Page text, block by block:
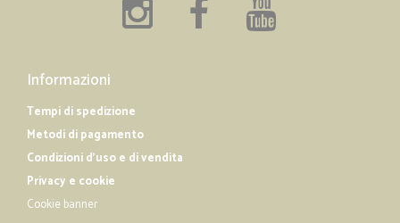
Informazioni
Tempi di spedizione
Metodi di pagamento
Condizioni d'uso e di vendita
Privacy e cookie
Cookie banner